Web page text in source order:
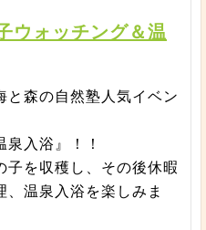
ウォッチング＆温
と森の自然塾人気イベン
泉入浴』！！
子を収穫し、その後休暇
温泉入浴を楽しみま